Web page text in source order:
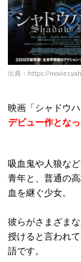
出典：https://
映画「シャドウハ
デビュー作とな
吸血鬼や人狼な
青年と、普通の
血を継ぐ少女。
彼らがさまざま
授けると言われ
語です。